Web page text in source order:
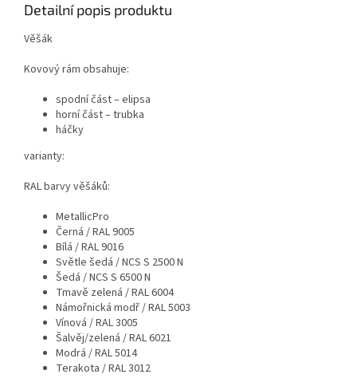
Detailní popis produktu
Věšák
Kovový rám obsahuje:
spodní část – elipsa
horní část – trubka
háčky
varianty:
RAL barvy věšáků:
MetallicPro
Černá / RAL 9005
Bílá / RAL 9016
Světle šedá / NCS S 2500 N
Šedá / NCS S 6500 N
Tmavě zelená / RAL 6004
Námořnická modř / RAL 5003
Vínová / RAL 3005
Šalvěj/zelená / RAL 6021
Modrá / RAL 5014
Terakota / RAL 3012